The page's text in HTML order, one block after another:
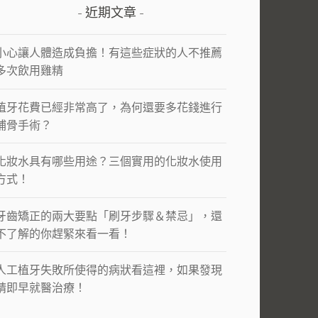
近期文章
心讓人體造成負擔！有這些症狀的人不推薦
次飲用雞精
牙花費已經非常高了，為何還要多花錢進行
骨手術？
妝水具有哪些用途？三個實用的化妝水使用
式！
齒矯正的兩大要點「刷牙步驟＆禁忌」，還
了解的你趕緊來看一看！
工植牙失敗所使得的病狀看這裡，如果發現
即早就醫治療！